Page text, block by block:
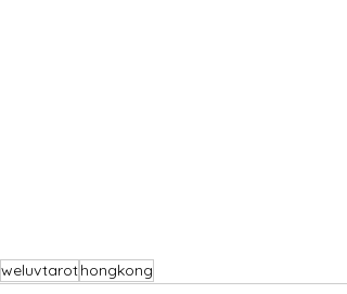
weluvtarothongkong